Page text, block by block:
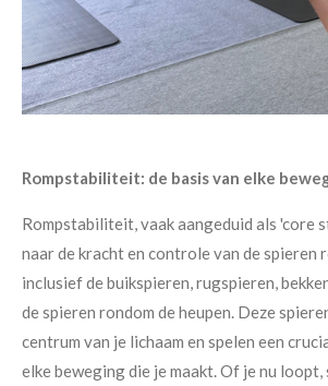
Rompstabiliteit: de basis van elke
Rompstabiliteit, vaak aangeduid als 'core
naar de kracht en controle van de spieren
inclusief de buikspieren, rugspieren,
de spieren rondom de heupen. Deze
centrum van je lichaam en spelen een
elke beweging die je maakt. Of je nu